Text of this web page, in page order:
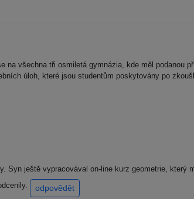
všechna tři osmiletá gymnázia, kde měl podanou
úloh, které jsou studentům poskytovány po
Syn ještě vypracovával on-line kurz geometrie, který
odpovědět